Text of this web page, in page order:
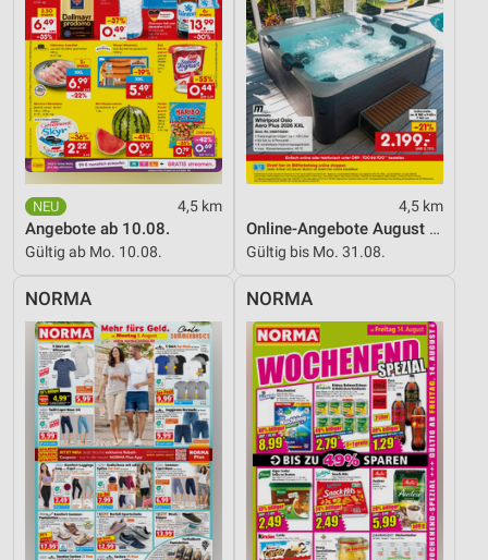
4,5 km
Angebote ab 10.08.
Gültig ab Mo. 10.08.
4,5 km
Online-Angebote August 2026
Gültig bis Mo. 31.08.
NORMA NORMA
Informationen identifizieren
Nicht-IAB-Verarbeitungszwecke:
Notwendig
Performance
Funktional
Werbung